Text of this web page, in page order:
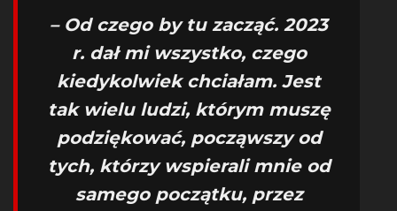
– Od czego by tu zacząć. 2023
r. dał mi wszystko, czego
kiedykolwiek chciałam. Jest
tak wielu ludzi, którym muszę
podziękować, począwszy od
tych, którzy wspierali mnie od
samego początku, przez